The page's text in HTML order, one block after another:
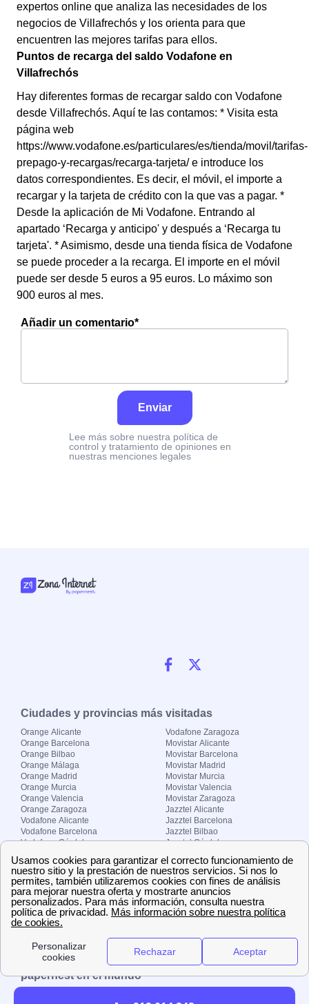
expertos online que analiza las necesidades de los
negocios de Villafrechós y los orienta para que
encuentren las mejores tarifas para ellos.
Puntos de recarga del saldo Vodafone en
Villafrechós
Hay diferentes formas de recargar saldo con Vodafone
desde Villafrechós. Aquí te las contamos: * Visita esta
página web
https://www.vodafone.es/particulares/es/tienda/movil/tarifas-
prepago-y-recargas/recarga-tarjeta/ e introduce los
datos correspondientes. Es decir, el móvil, el importe a
recargar y la tarjeta de crédito con la que vas a pagar. *
Desde la aplicación de Mi Vodafone. Entrando al
apartado ‘Recarga y anticipo' y después a ‘Recarga tu
tarjeta'. * Asimismo, desde una tienda física de Vodafone
se puede proceder a la recarga. El importe en el móvil
puede ser desde 5 euros a 95 euros. Lo máximo son
900 euros al mes.
Añadir un comentario*
Enviar
Lee más sobre nuestra política de
control y tratamiento de opiniones en
nuestras menciones legales
Ciudades y provincias más visitadas
Orange Alicante
Orange Barcelona
Orange Bilbao
Orange Málaga
Orange Madrid
Orange Murcia
Orange Valencia
Orange Zaragoza
Vodafone Alicante
Vodafone Barcelona
Vodafone Córdoba
Vodafone Madrid
Vodafone Murcia
Vodafone Valencia
Vodafone Zaragoza
Movistar Alicante
Movistar Barcelona
Movistar Madrid
Movistar Murcia
Movistar Valencia
Movistar Zaragoza
Jazztel Alicante
Jazztel Barcelona
Jazztel Bilbao
Jazztel Córdoba
Jazztel Málaga
Jazztel Valencia
Jazztel Zaragoza
Sobre Zona-internet.com
¿Quiénes somos?
El grupo papernest
Aviso legal Nuestras ofertas de trabajo
papernest en el mundo